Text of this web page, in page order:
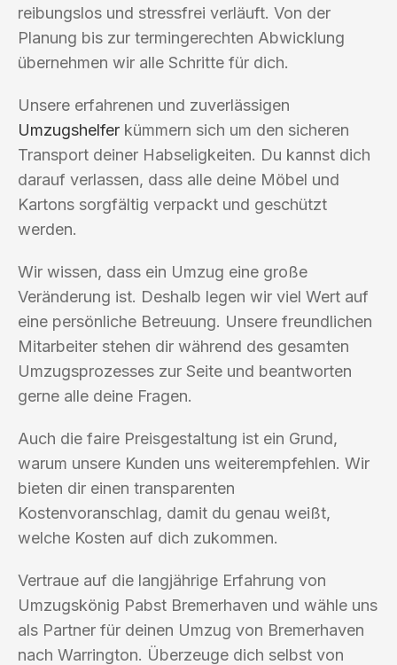
reibungslos und stressfrei verläuft. Von der
Planung bis zur termingerechten Abwicklung
übernehmen wir alle Schritte für dich.
Unsere erfahrenen und zuverlässigen
Umzugshelfer kümmern sich um den sicheren
Transport deiner Habseligkeiten. Du kannst dich
darauf verlassen, dass alle deine Möbel und
Kartons sorgfältig verpackt und geschützt
werden.
Wir wissen, dass ein Umzug eine große
Veränderung ist. Deshalb legen wir viel Wert auf
eine persönliche Betreuung. Unsere freundlichen
Mitarbeiter stehen dir während des gesamten
Umzugsprozesses zur Seite und beantworten
gerne alle deine Fragen.
Auch die faire Preisgestaltung ist ein Grund,
warum unsere Kunden uns weiterempfehlen. Wir
bieten dir einen transparenten
Kostenvoranschlag, damit du genau weißt,
welche Kosten auf dich zukommen.
Vertraue auf die langjährige Erfahrung von
Umzugskönig Pabst Bremerhaven und wähle uns
als Partner für deinen Umzug von Bremerhaven
nach Warrington. Überzeuge dich selbst von